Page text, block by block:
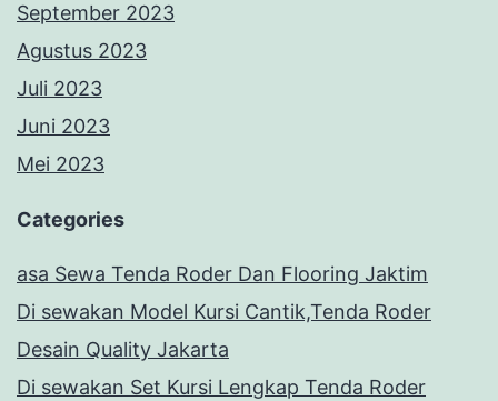
September 2023
Agustus 2023
Juli 2023
Juni 2023
Mei 2023
Categories
asa Sewa Tenda Roder Dan Flooring Jaktim
Di sewakan Model Kursi Cantik,Tenda Roder
Desain Quality Jakarta
Di sewakan Set Kursi Lengkap Tenda Roder